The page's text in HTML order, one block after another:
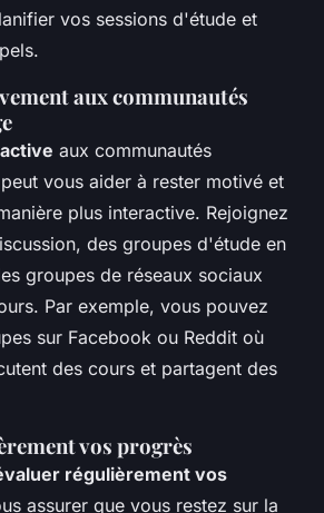
vos sessions d'étude et
aux communautés
aux communautés
vous aider à rester motivé et
plus interactive. Rejoignez
des groupes d'étude en
groupes de réseaux sociaux
Par exemple, vous pouvez
sur Facebook ou Reddit où
des cours et partagent des
vos progrès
régulièrement vos
assurer que vous restez sur la